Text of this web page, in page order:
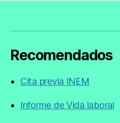
Recomendados
Cita previa INEM
Informe de Vida laboral